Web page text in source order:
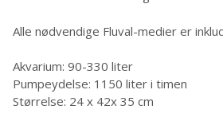
Alle nødvendige Fluval-medier er
Akvarium: 90-330 liter
Pumpeydelse: 1150 liter i timen
Størrelse: 24 x 42x 35 cm